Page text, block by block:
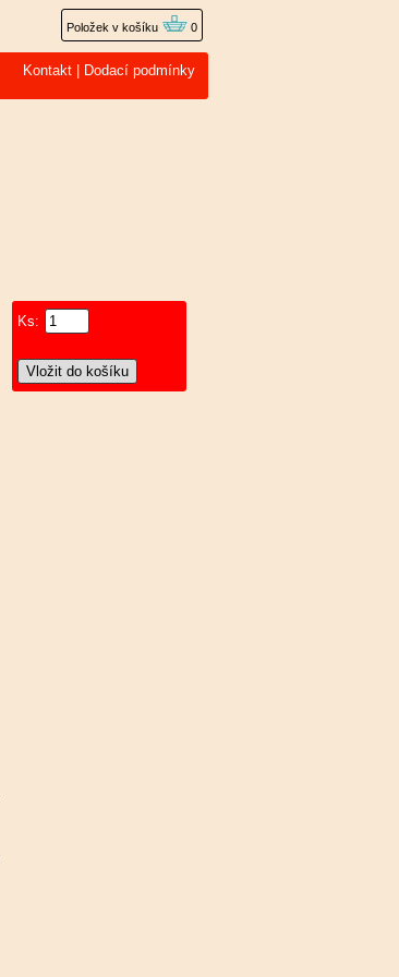
Položek v košíku 0
Kontakt Dodací podmínky
Ks: